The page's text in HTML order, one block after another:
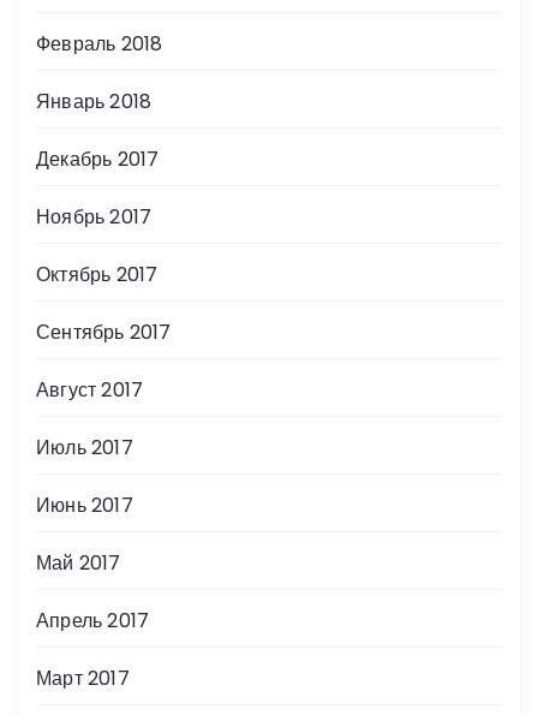
Февраль 2018
Январь 2018
Декабрь 2017
Ноябрь 2017
Октябрь 2017
Сентябрь 2017
Август 2017
Июль 2017
Июнь 2017
Май 2017
Апрель 2017
Март 2017